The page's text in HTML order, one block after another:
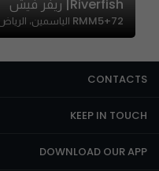
Riverfish| ريفر فيش
RMM5+72 الياسمين، الرياض السعودية
CONTACTS
KEEP IN TOUCH
DOWNLOAD OUR APP